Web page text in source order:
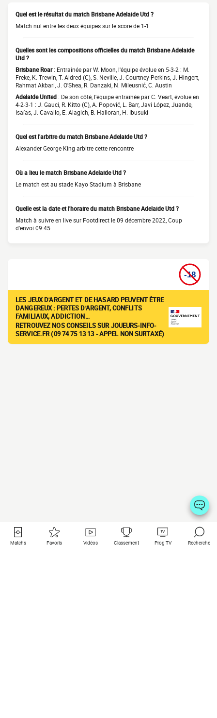
Quel est le résultat du match Brisbane Adelaide Utd ?
Match nul entre les deux équipes sur le score de 1-1
Quelles sont les compositions officielles du match Brisbane Adelaide
Utd ?
Brisbane Roar: Entraînée par W. Moon, l'équipe évolue en 5-3-2 : M.
Freke, K. Trewin, T. Aldred (C), S. Neville, J. Courtney-Perkins, J. Hingert,
Rahmat Akbari, J. O'Shea, R. Danzaki, N. Mileusnić, C. Austin
Adelaide United : De son côté, l'équipe entraînée par C. Veart, évolue en
4-2-3-1 : J. Gauci, R. Kitto (C), A. Popović, L. Barr, Javi López, Juande,
Isaías, J. Cavallo, E. Alagich, B. Halloran, H. Ibusuki
Quel est l'arbitre du match Brisbane Adelaide Utd ?
Alexander George King arbitre cette rencontre
Où a lieu le match Brisbane Adelaide Utd ?
Le match est au stade Kayo Stadium à Brisbane
Quelle est la date et l'horaire du match Brisbane Adelaide Utd ?
Match à suivre en live sur Footdirect le 09 décembre 2022, Coup
d'envoi 09:45
LES JEUX D'ARGENT ET DE HASARD PEUVENT ÊTRE
DANGEREUX : PERTES D'ARGENT, CONFLITS
FAMILIAUX, ADDICTION…
RETROUVEZ NOS CONSEILS SUR JOUEURS-INFO-
SERVICE.FR (09 74 75 13 13 - APPEL NON SURTAXÉ)
Matchs Favoris Vidéos Classement Prog TV Recherche